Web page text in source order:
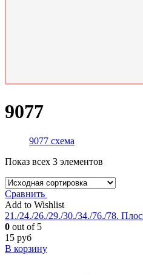
9077
9077 схема
Показ всех 3 элементов
Сравнить
Add to Wishlist
21./24./26./29./30./34./76./78.
0 out of 5
15 руб
В корзину